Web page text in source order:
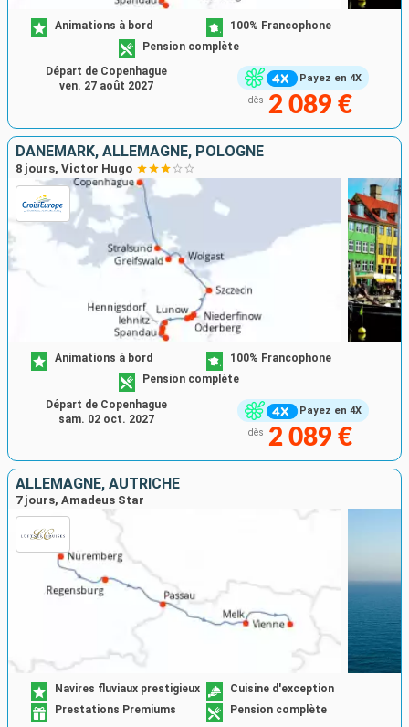
Payez en 4X
Animations à bord
100% Francophone
Pension complète
dès 2 089 €
Départ de Copenhague
ven. 27 août 2027
DANEMARK, ALLEMAGNE, POLOGNE
8 jours, Victor Hugo
Payez en 4X
Animations à bord
100% Francophone
Pension complète
dès 2 089 €
Départ de Copenhague
sam. 02 oct. 2027
ALLEMAGNE, AUTRICHE
7 jours, Amadeus Star
Navires fluviaux prestigieux
Cuisine d'exception
Prestations Premiums
Pension complète